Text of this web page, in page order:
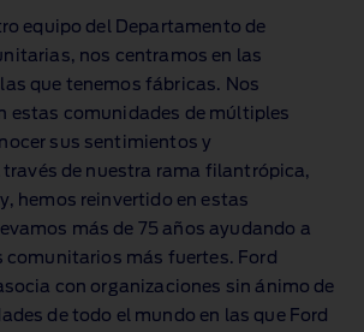
equipo del Departamento de
nos centramos en las
que tenemos fábricas. Nos
estas comunidades de múltiples
sus sentimientos y
través de nuestra rama filantrópica,
hemos reinvertido en estas
más de 75 años ayudando a
comunitarios más fuertes. Ford
con organizaciones sin ánimo de
de todo el mundo en las que Ford